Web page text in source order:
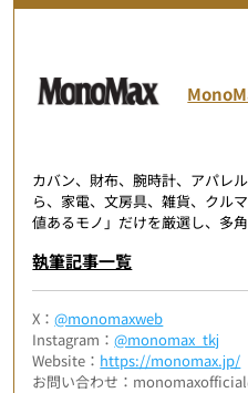
カバン、財布、腕時計、アパレ
ら、家電、文房具、雑貨、クル
値あるモノ」だけを厳選し、多
執筆記事一覧
X：@monomaxweb
Instagram：@monomax_tkj
Website： https://monomax.jp/
お問い合わせ：